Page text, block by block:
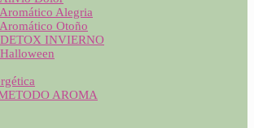
Alegria
Otoño
INVIERNO
AROMA